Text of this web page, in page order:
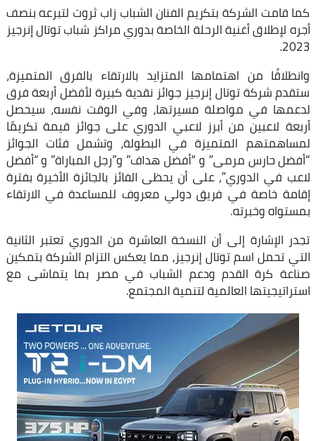
كما قامت الشركة بتكريم الفنان الشباب زاب ثروت لتبرعه بنصف
أجره لإطلاق أغنية الرحلة الخاصة بدوري مراكز شباب توتال إنرجيز
2023.
وانطلاقًا من اهتمامها المتزايد بالارتقاء بالفرق المتميزة،
ستقدم شركة توتال إنرجيز جوائز نقدية كبيرة لأفضل أربعة فرق
لدعمها في مواصلة مسيرتها، وفي الوقت نفسه، سيحصل
أربعة لاعبين من أبرز لاعبي الدوري على جوائز قيمة تكريمًا
لمساهمتهم المتميزة في البطولة، وتشمل فئات الجوائز
“أفضل حارس مرمى” و “أفضل هداف” و”رجل المباراة” و “أفضل
لاعب في الدوري”، على أن يحظى الفائز بالجائزة الأخيرة بفترة
إقامة خاصة في فريق دولي معروف للمساعدة في الارتقاء
بمستواه وخبرته.
تجدر الإشارة إلى أن النسخة العاشرة من الدوري تعتبر الثانية
التي تحمل اسم توتال إنرجيز، مما يعكس التزام الشركة بتمكين
صناعة كرة القدم ودعم الشباب في مصر بما يتماشى مع
استراتيجيتها العالمية لتنمية المجتمع.